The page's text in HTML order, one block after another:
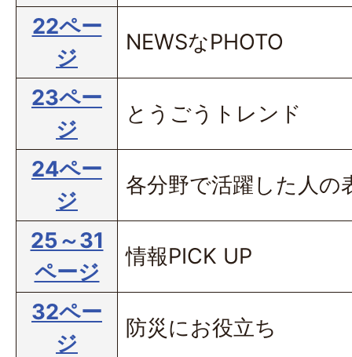
22ペー
ジ
NEWSなPHOTO
23ペー
ジ
とうごうトレンド
24ペー
ジ
各分野で活躍した人の
25～31
ページ
情報PICK UP
32ペー
ジ
防災にお役立ち